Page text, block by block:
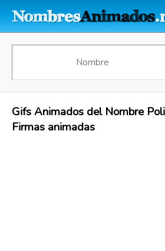
Gifs Animados del Nombre
Firmas animadas